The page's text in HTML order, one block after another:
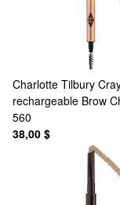
Charlotte Tilbury
rechargeable Brow
560
38,00 $